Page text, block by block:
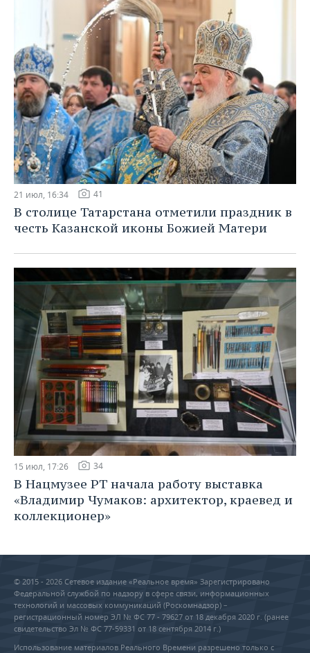
21 июл, 16:34 41
В столице Татарстана отметили праздник в
честь Казанской иконы Божией Матери
15 июл, 17:26 34
В Нацмузее РТ начала работу выставка
«Владимир Чумаков: архитектор, краевед и
коллекционер»
© 2015 - 2026 Сетевое издание «Реальное время» Зарегистрировано
Федеральной службой по надзору в сфере связи, информационных
технологий и массовых коммуникаций (Роскомнадзор) –
регистрационный номер ЭЛ № ФС 77 - 79627 от 18 декабря 2020 г. (ранее
свидетельство Эл № ФС 77-59331 от 18 сентября 2014 г.)
Использование материалов Реального Времени разрешено только с